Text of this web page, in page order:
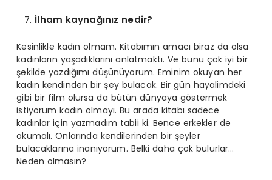
İlham kaynağınız nedir?
Kesinlikle kadın olmam. Kitabımın amacı biraz da olsa
kadınların yaşadıklarını anlatmaktı. Ve bunu çok iyi bir
şekilde yazdığımı düşünüyorum. Eminim okuyan her
kadın kendinden bir şey bulacak. Bir gün hayalimdeki
gibi bir film olursa da bütün dünyaya göstermek
istiyorum kadın olmayı. Bu arada kitabı sadece
kadınlar için yazmadım tabii ki. Bence erkekler de
okumalı. Onlarında kendilerinden bir şeyler
bulacaklarına inanıyorum. Belki daha çok bulurlar…
Neden olmasın?